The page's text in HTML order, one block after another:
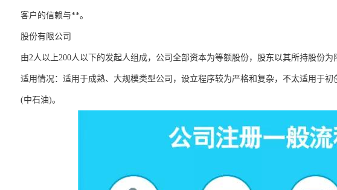
客户的信赖与**。
股份有限公司
由2人以上200人以下的发起人组成，公司全部资本为等额股份，股东以其所持股份为
适用情况：适用于成熟、大规模类型公司，设立程序较为严格和复杂，不太适用于
(中石油)。